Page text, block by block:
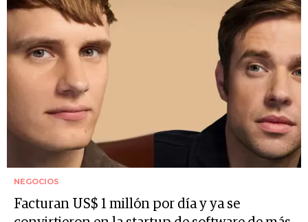
NEGOCIOS
Facturan US$ 1 millón por día y ya se